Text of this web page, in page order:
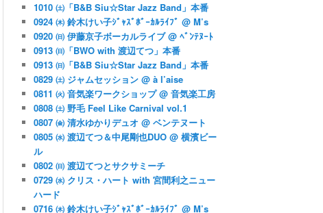
1010 ㈯「B&B Siu☆Star Jazz Band」本番
0924 ㈭ 鈴木けい子ｼﾞｬｽﾞﾎﾞｰｶﾙﾗｲﾌﾞ @ M’s
0920 ㈰ 伊藤京子ボーカルライブ @ ﾍﾞﾝﾃﾇｰﾄ
0913 ㈰「BWO with 渡辺てつ」本番
0913 ㈰「B&B Siu☆Star Jazz Band」本番
0829 ㈯ ジャムセッション @ à l’aise
0811 ㈫ 音気楽ワークショップ @ 音気楽工房
0808 ㈯ 野毛 Feel Like Carnival vol.1
0807 ㈮ 清水ゆかりデュオ @ ベンテヌート
0805 ㈬ 渡辺てつ＆中尾剛也DUO @ 横濱ビー
ル
0802 ㈰ 渡辺てつとサクサミーチ
0729 ㈬ クリス・ハート with 宮間利之ニュー
ハード
0716 ㈭ 鈴木けい子ｼﾞｬｽﾞﾎﾞｰｶﾙﾗｲﾌﾞ @ M’s